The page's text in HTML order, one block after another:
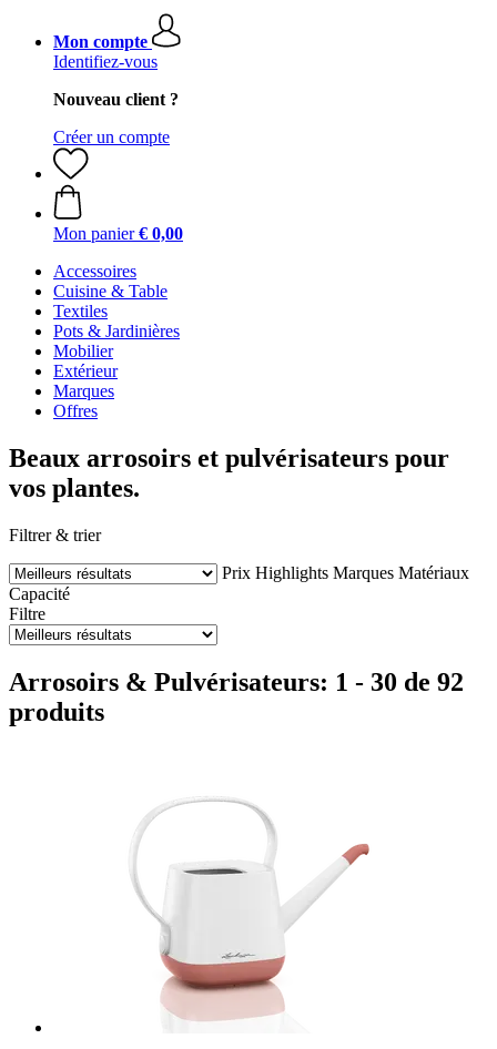
Mon compte
Identifiez-vous
Nouveau client ?
Créer un compte
Mon panier € 0,00
Accessoires
Cuisine & Table
Textiles
Pots & Jardinières
Mobilier
Extérieur
Marques
Offres
Beaux arrosoirs et pulvérisateurs pour
vos plantes.
Filtrer & trier
Prix Highlights Marques Matériaux
Capacité
Filtre
Arrosoirs & Pulvérisateurs: 1 - 30 de 92
produits